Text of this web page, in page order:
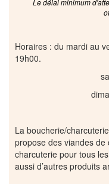
Le délai minimum
Horaires : du mardi au
19h00.
samedi >
dimanche >
La boucherie/
propose des viandes
charcuterie pour tous
aussi d’autres produits